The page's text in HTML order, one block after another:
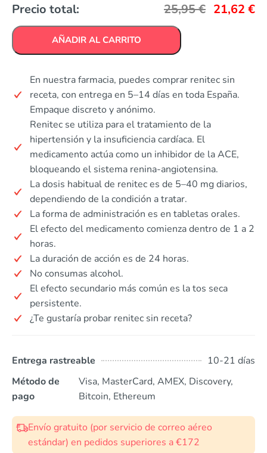
Precio total: 25,95€ 21,62 €
AÑADIR AL CARRITO
En nuestra farmacia, puedes comprar renitec sin
receta, con entrega en 5–14 días en toda España.
Empaque discreto y anónimo.
Renitec se utiliza para el tratamiento de la
hipertensión y la insuficiencia cardíaca. El
medicamento actúa como un inhibidor de la ACE,
bloqueando el sistema renina-angiotensina.
La dosis habitual de renitec es de 5–40 mg diarios,
dependiendo de la condición a tratar.
La forma de administración es en tabletas orales.
El efecto del medicamento comienza dentro de 1 a 2
horas.
La duración de acción es de 24 horas.
No consumas alcohol.
El efecto secundario más común es la tos seca
persistente.
¿Te gustaría probar renitec sin receta?
Entrega rastreable
10-21 días
Método de
pago
Visa, MasterCard, AMEX, Discovery,
Bitcoin, Ethereum
Envío gratuito (por servicio de correo aéreo
estándar) en pedidos superiores a €172